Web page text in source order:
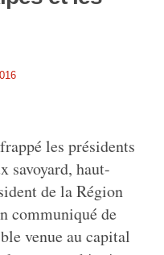
les présidents
savoyard, haut-
de la Région
communiqué de
venue au capital